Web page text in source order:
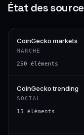
État des
CoinGecko markets
MARCHÉ
250 éléments
CoinGecko trending
SOCIAL
15 éléments